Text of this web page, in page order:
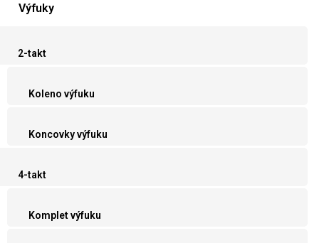
Výfuky
2-takt
Koleno výfuku
Koncovky výfuku
4-takt
Komplet výfuku